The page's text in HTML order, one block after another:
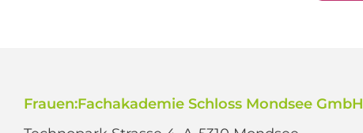
Frauen:Fachakademie Schloss Mondsee GmbH